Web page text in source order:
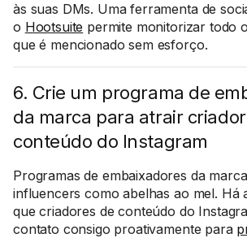
às suas DMs. Uma ferramenta de
o Hootsuite permite monitorizar todo
que é mencionado sem esforço.
6. Crie um programa de
da marca para atrair
conteúdo do Instagram
Programas de embaixadores da
influencers como abelhas ao mel. Há
que criadores de conteúdo do
contato consigo proativamente para